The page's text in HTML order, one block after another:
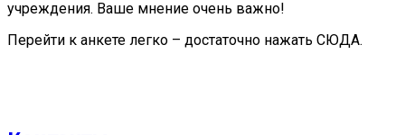
учреждения. Ваше мнение очень важно!
Перейти к анкете легко – достаточно нажать СЮДА.